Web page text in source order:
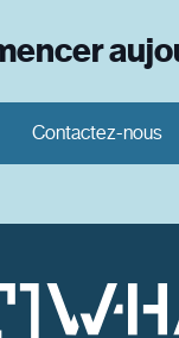
Contactez-nous